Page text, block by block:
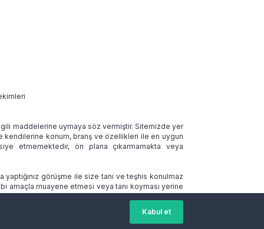
Kabul et
ilgili maddelerine uymaya söz vermiştir. Sitemizde yer
kendilerine konum, branş ve özellikleri ile en uygun
etmemektedir, ön plana çıkarmamakta veya
görüşme ile size tanı ve teşhis konulmaz
amaçla muayene etmesi veya tanı koyması yerine